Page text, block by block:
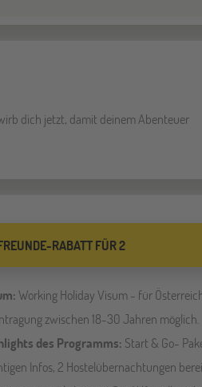
dich jetzt, damit deinem Abenteuer
RABATT FÜR 2
Working Holiday Visum - für
zwischen 18-30 Jahren möglich.
des Programms: Start & Go-
Infos, 2 Hostelübernachtungen